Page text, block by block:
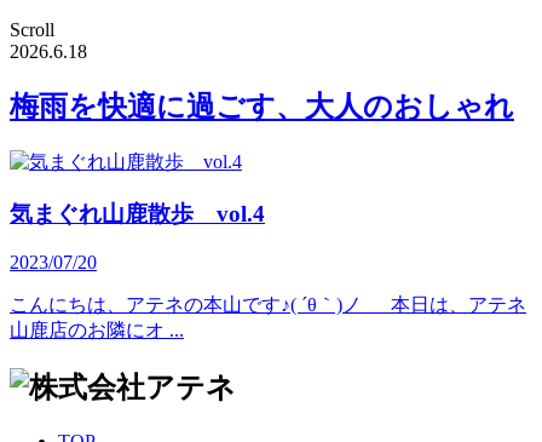
Scroll
2026.6.18
梅雨を快適に過ごす、大人のおしゃれ
気まぐれ山鹿散歩 vol.4
2023/07/20
こんにちは、アテネの本山です♪( ´θ｀)ノ 本日は、アテネ
山鹿店のお隣にオ ...